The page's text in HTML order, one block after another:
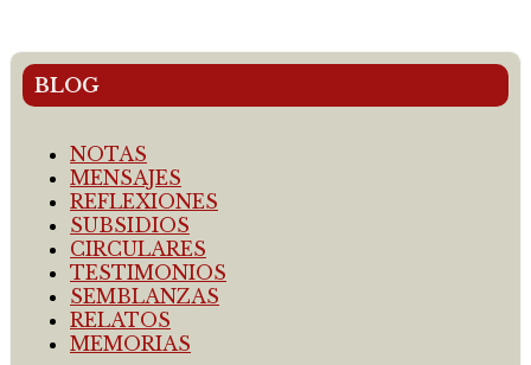
BLOG
NOTAS
MENSAJES
REFLEXIONES
SUBSIDIOS
CIRCULARES
TESTIMONIOS
SEMBLANZAS
RELATOS
MEMORIAS